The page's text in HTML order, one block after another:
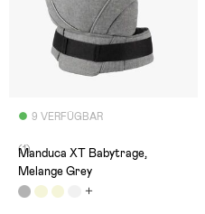
9 VERFÜGBAR
(1)
Manduca XT Babytrage,
Melange Grey